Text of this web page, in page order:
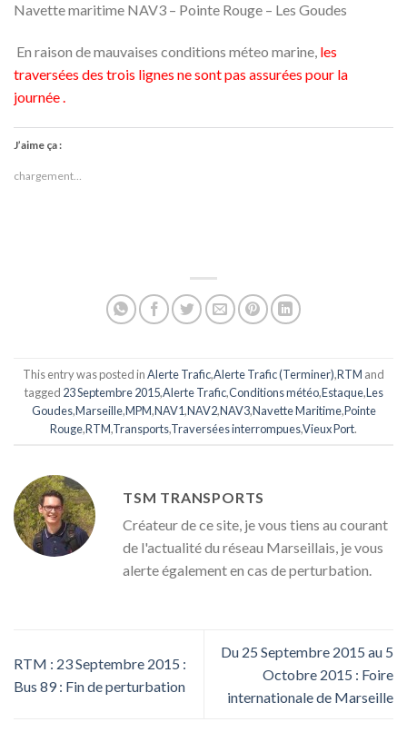
Navette maritime NAV3 – Pointe Rouge – Les Goudes
En raison de mauvaises conditions méteo marine, les
traversées des trois lignes ne sont pas assurées pour la
journée .
J’aime ça :
chargement…
This entry was posted inAlerte Trafic,Alerte Trafic (Terminer),RTM and
tagged 23 Septembre 2015,Alerte Trafic,Conditions météo,Estaque,Les
Goudes,Marseille,MPM,NAV1,NAV2,NAV3,Navette Maritime,Pointe
Rouge,RTM,Transports,Traversées interrompues,Vieux Port.
TSM TRANSPORTS
Créateur de ce site, je vous tiens au courant
de l'actualité du réseau Marseillais, je vous
alerte également en cas de perturbation.
RTM : 23 Septembre 2015 :
Bus 89 : Fin de perturbation
Du 25 Septembre 2015 au 5
Octobre 2015 : Foire
internationale de Marseille